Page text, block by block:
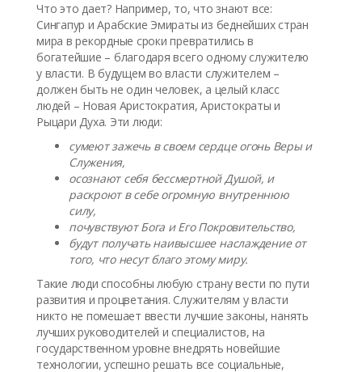
Что это дает? Например, то, что знают все:
Сингапур и Арабские Эмираты из беднейших стран
мира в рекордные сроки превратились в
богатейшие – благодаря всего одному служителю
у власти. В будущем во власти служителем –
должен быть не один человек, а целый класс
людей – Новая Аристократия, Аристократы и
Рыцари Духа. Эти люди:
сумеют зажечь в своем сердце огонь Веры и
Служения,
осознают себя бессмертной Душой, и
раскроют в себе огромную внутреннюю
силу,
почувствуют Бога и Его Покровительство,
будут получать наивысшее наслаждение от
того, что несут благо этому миру.
Такие люди способны любую страну вести по пути
развития и процветания. Служителям у власти
никто не помешает ввести лучшие законы, нанять
лучших руководителей и специалистов, на
государственном уровне внедрять новейшие
технологии, успешно решать все социальные,